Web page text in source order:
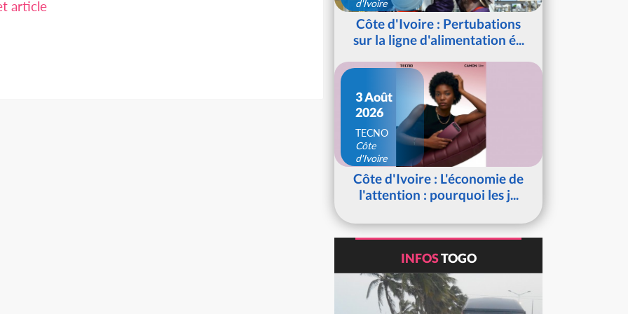
article
d'Ivoire
Côte d'Ivoire : Pertubations
sur la ligne d'alimentation é...
3 Août
2026
TECNO
Côte
d'Ivoire
Côte d'Ivoire : L'économie de
l'attention : pourquoi les j...
INFOSTOGO